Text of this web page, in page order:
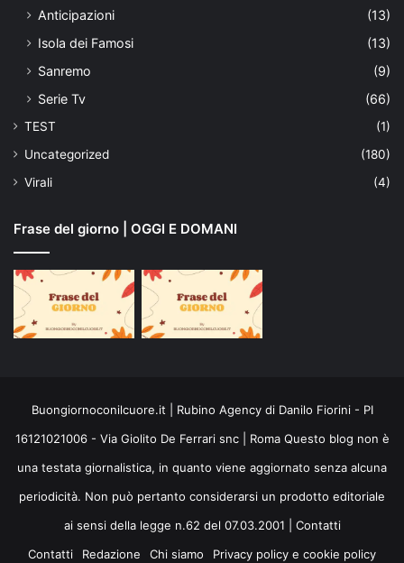
Anticipazioni
(13)
Isola dei Famosi
(13)
Sanremo
(9)
Serie Tv
(66)
TEST
(1)
Uncategorized
(180)
Virali
(4)
Frase del giorno | OGGI E DOMANI
Buongiornoconilcuore.it | Rubino Agency di Danilo Fiorini - PI
16121021006 - Via Giolito De Ferrari snc | Roma Questo blog non è
una testata giornalistica, in quanto viene aggiornato senza alcuna
periodicità. Non può pertanto considerarsi un prodotto editoriale
ai sensi della legge n.62 del 07.03.2001 | Contatti
Contatti
Redazione Chi siamo Privacy policy e cookie policy